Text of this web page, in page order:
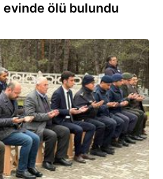
ölü bulundu